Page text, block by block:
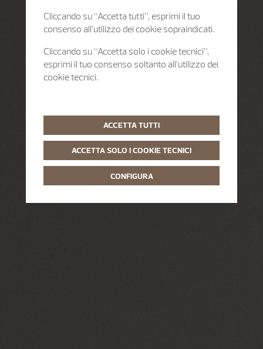
Cliccando su “Accetta tutti”, esprimi il tuo
consenso all’utilizzo dei cookie sopraindicati.
Cliccando su “Accetta solo i cookie tecnici”,
esprimi il tuo consenso soltanto all’utilizzo dei
cookie tecnici.
ACCETTA TUTTI
ACCETTA SOLO I COOKIE TECNICI
CONFIGURA